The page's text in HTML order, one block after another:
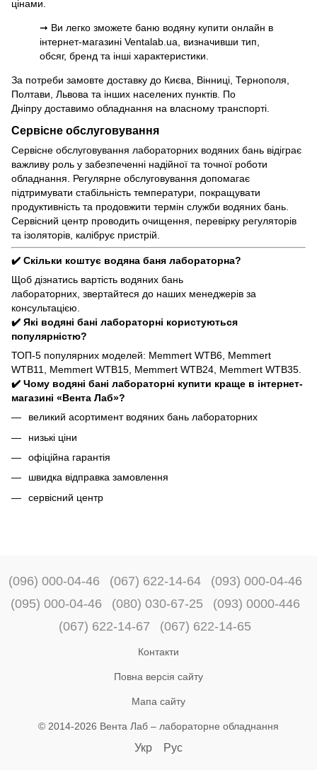
цінами.
➞ Ви легко зможете баню водяну купити онлайн в
інтернет-магазині Ventalab.ua, визначивши тип,
обсяг, бренд та інші характеристики.
За потреби замовте доставку до Києва, Вінниці, Тернополя,
Полтави, Львова та інших населених пунктів. По
Дніпру доставимо обладнання на власному транспорті.
Сервісне обслуговування
Сервісне обслуговування лабораторних водяних бань відіграє
важливу роль у забезпеченні надійної та точної роботи
обладнання. Регулярне обслуговування допомагає
підтримувати стабільність температури, покращувати
продуктивність та продовжити термін служби водяних бань.
Сервісний центр проводить очищення, перевірку регуляторів
та ізоляторів, калібрує пристрій.
✔️ Скільки коштує водяна баня лабораторна?
Щоб дізнатись вартість водяних бань
лабораторних, звертайтеся до наших менеджерів за
консультацією.
✔️ Які водяні бані лабораторні користуються
популярністю?
ТОП-5 популярних моделей: Memmert WTB6, Memmert
WTB11, Memmert WTB15, Memmert WTB24, Memmert WTB35.
✔️ Чому водяні бані лабораторні купити краще в інтернет-
магазині «Вента Лаб»?
великий асортимент водяних бань лабораторних
низькі ціни
офіційна гарантія
швидка відправка замовлення
сервісний центр
(096) 000-04-46 (067) 622-14-64
(093) 000-04-46
(095) 000-04-46
(080) 030-67-25
(093) 0000-446
(067) 622-14-67
(067) 622-14-65
Контакти
Повна версія сайту
Мапа сайту
© 2014-2026 Вента Лаб – лабораторне обладнання
Укр Рус